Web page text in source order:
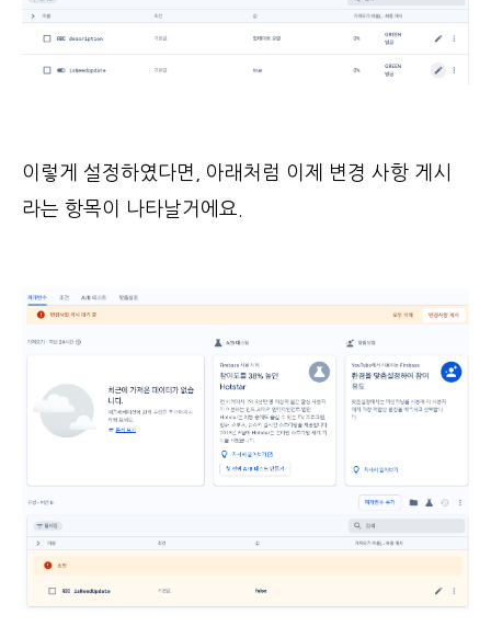
이렇게 설정하였다면, 아래처럼 이제 변경 사항 게시
라는 항목이 나타날거에요.